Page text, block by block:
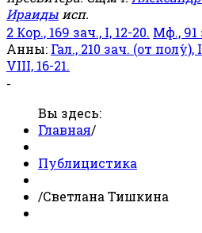
Ираиды исп.
2 Кор., 169 зач., I, 12-20. Мф., 91
Анны: Гал., 210 зач. (от полу́),
VIII, 16-21.
-
Вы здесь:
Главная/
Публицистика
/Светлана Тишкина